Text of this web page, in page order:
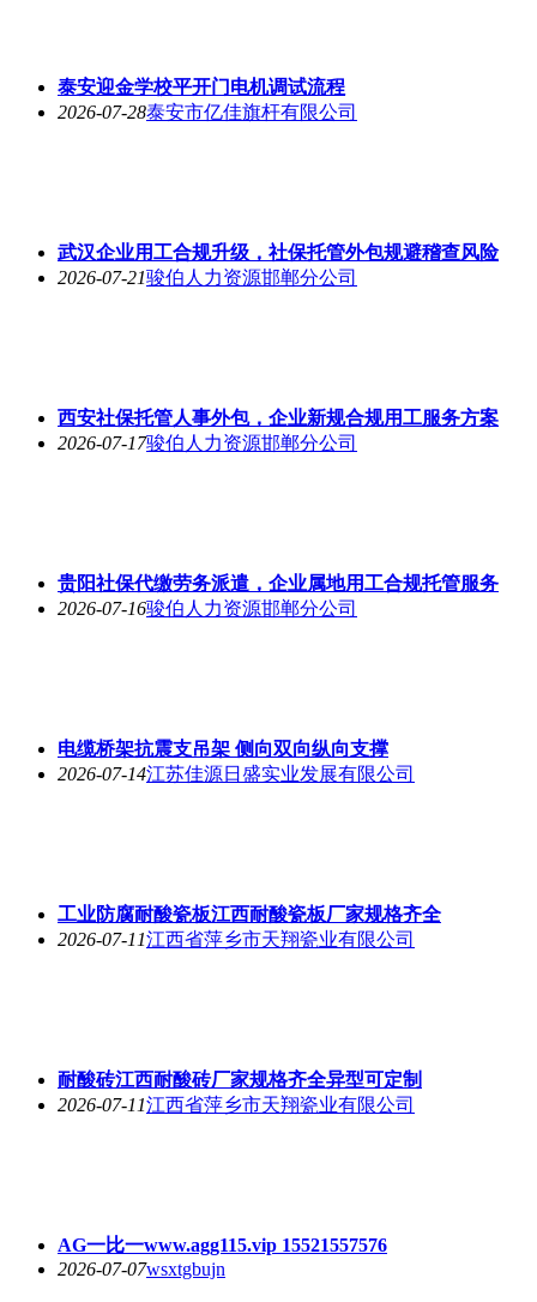
泰安迎金学校平开门电机调试流程
2026-07-28泰安市亿佳旗杆有限公司
武汉企业用工合规升级，社保托管外包规避稽查风险
2026-07-21骏伯人力资源邯郸分公司
西安社保托管人事外包，企业新规合规用工服务方案
2026-07-17骏伯人力资源邯郸分公司
贵阳社保代缴劳务派遣，企业属地用工合规托管服务
2026-07-16骏伯人力资源邯郸分公司
电缆桥架抗震支吊架 侧向双向纵向支撑
2026-07-14江苏佳源日盛实业发展有限公司
工业防腐耐酸瓷板江西耐酸瓷板厂家规格齐全
2026-07-11江西省萍乡市天翔瓷业有限公司
耐酸砖江西耐酸砖厂家规格齐全异型可定制
2026-07-11江西省萍乡市天翔瓷业有限公司
AG一比一www.agg115.vip 15521557576
2026-07-07wsxtgbujn